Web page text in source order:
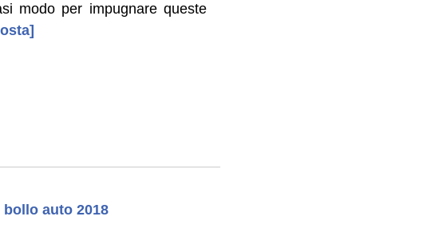
modo per impugnare queste
auto 2018